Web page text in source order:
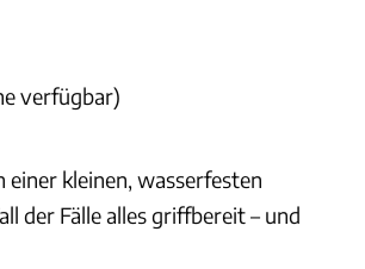
verfügbar)
einer kleinen, wasserfesten
der Fälle alles griffbereit – und